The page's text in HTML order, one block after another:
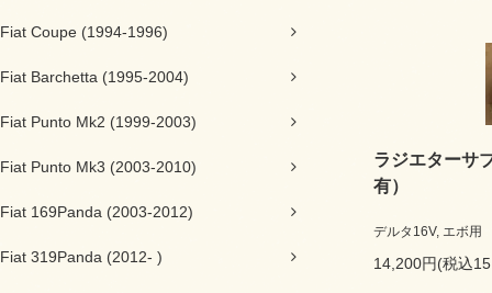
Fiat Coupe (1994-1996)
Fiat Barchetta (1995-2004)
Fiat Punto Mk2 (1999-2003)
Fiat Punto Mk3 (2003-2010)
Fiat 169Panda (2003-2012)
Fiat 319Panda (2012- )
ラジエターサ
有）
デルタ16V, エボ用
14,200円(税込